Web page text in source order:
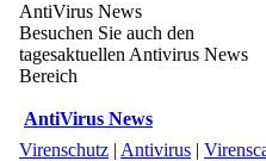
AntiVirus News
Besuchen Sie auch den
tagesaktuellen Antivirus News
Bereich
AntiVirus News
Virenschutz | Antivirus |